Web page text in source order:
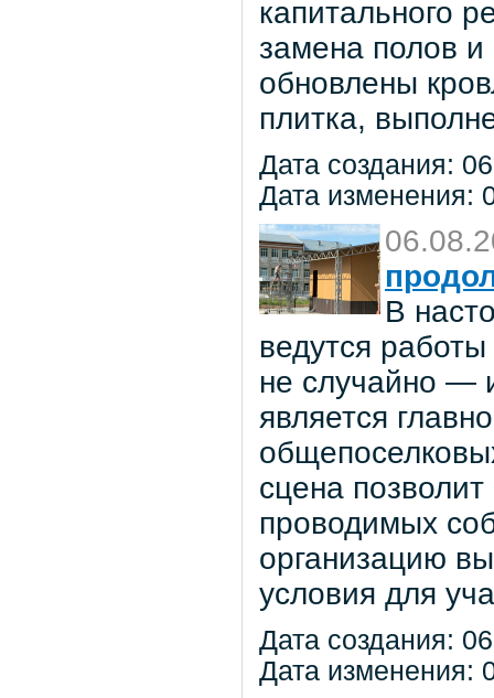
капитального
замена полов
обновлены
плитка,
Дата создания:
Дата изменения:
В
ведутся
не случайно —
является
сцена
проводимых
организацию
условия для
Дата создания:
Дата изменения: